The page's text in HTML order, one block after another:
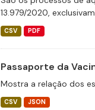
13.979/2020,
CSV PDF
Passaporte da
Mostra a relação dos
CSV JSON